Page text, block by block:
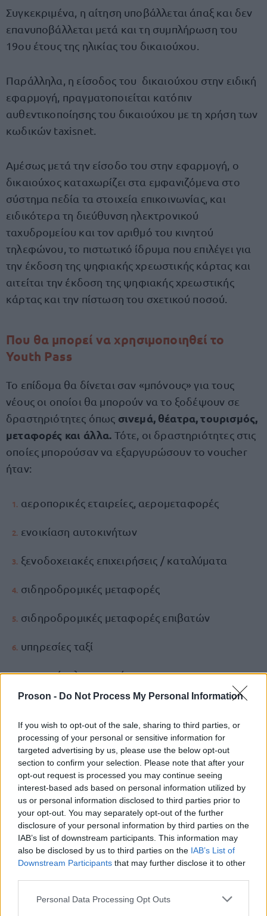
Proson - Do Not Process My Personal Information
If you wish to opt-out of the sale, sharing to third parties, or
processing of your personal or sensitive information for
targeted advertising by us, please use the below opt-out
section to confirm your selection. Please note that after your
opt-out request is processed you may continue seeing
interest-based ads based on personal information utilized by
us or personal information disclosed to third parties prior to
your opt-out. You may separately opt-out of the further
disclosure of your personal information by third parties on the
IAB’s list of downstream participants. This information may
also be disclosed by us to third parties on the IAB’s List of
Downstream Participants that may further disclose it to other
Please note that this website/app uses one or more Google
Personal Data Processing Opt Outs
Συγκεκριμένα, η αίτηση υποβάλλεται άπαξ και δεν
επανυποβάλλεται μετά και τη συμπλήρωση του
19ου έτους της ηλικίας του δικαιούχου.
Παράλληλα, η είσοδος του δικαιούχου στην ειδική
εφαρμογή, πραγματοποιείται κατόπιν
αυθεντικοποίησης του δικαιούχου με τη χρήση των
κωδικών taxisnet.
Αμέσως μετά την είσοδο του στην εφαρμογή, ο
δικαιούχος καταχωρίζει στα εμφανιζόμενα στο
σύστημα πεδία τα στοιχεία επικοινωνίας, και
ειδικότερα τη διεύθυνση ηλεκτρονικού
ταχυδρομείου και τον αριθμό του κινητού
τηλεφώνου, το πιστωτικό ίδρυμα που επιλέγει για
την έκδοση της ψηφιακής χρεωστικής κάρτας και
αιτείται την έκδοση της ψηφιακής χρεωστικής
κάρτας και την πίστωση του σχετικού ποσού.
Που θα μπορεί να χρησιμοποιηθεί το
Youth Pass
Το επίδομα θα δίνεται σαν «μπόνους» για τους
νέους οι οποίοι θα μπορούν να το ξοδέψουν σε
δραστηριότητες όπως σινεμά, θέατρα, τουρισμός,
μεταφορές και άλλα. Τότε, οι δραστηριότητες στις
οποίες μπορούσαν να εξαργυρώσουν το voucher
ήταν:
αεροπορικές εταιρείες, αερομεταφορές
ενοικίαση αυτοκινήτων
ξενοδοχειακές επιχειρήσεις / καταλύματα
σιδηροδρομικές μεταφορές
σιδηροδρομικές μεταφορές επιβατών
υπηρεσίες ταξί
υπηρεσίες λεωφορείων
θαλάσσιες μεταφορές / ακτοπλοϊκά
ενοικίαση θαλάσσιων σκαφών
μαρίνες / παροχή υπηρεσιών σε μαρίνες
λοιπές αερομεταφορές
αεροδρόμια / αεροσταθμοί
ταξιδιωτικά πρακτορεία
ενοικίαση σκαφών